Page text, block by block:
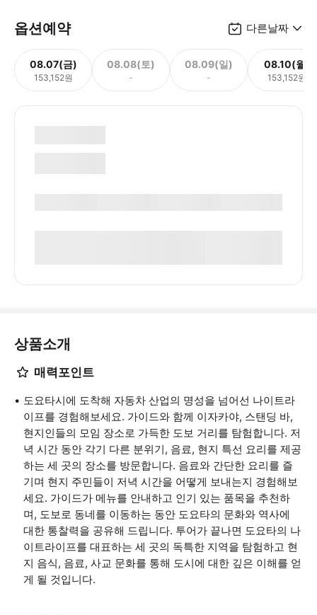
옵션예약 다른날짜
08.07(금)
153,152원
08.08(토)
-
08.09(일)
-
08.10(월)
153,152원
상품소개
매력포인트
도요타시에 도착해 자동차 산업의 명성을 넘어선 나이트라
이프를 경험해보세요. 가이드와 함께 이자카야, 스탠딩 바,
현지인들의 모임 장소로 가득한 도보 거리를 탐험합니다. 저
녁 시간 동안 각기 다른 분위기, 음료, 현지 특선 요리를 제공
하는 세 곳의 장소를 방문합니다. 음료와 간단한 요리를 즐
기며 현지 주민들이 저녁 시간을 어떻게 보내는지 경험해보
세요. 가이드가 메뉴를 안내하고 인기 있는 품목을 추천하
며, 도보로 동네를 이동하는 동안 도요타의 문화와 역사에
대한 통찰력을 공유해 드립니다. 투어가 끝나면 도요타의 나
이트라이프를 대표하는 세 곳의 독특한 지역을 탐험하고 현
지 음식, 음료, 사교 문화를 통해 도시에 대한 깊은 이해를 얻
게 될 것입니다.